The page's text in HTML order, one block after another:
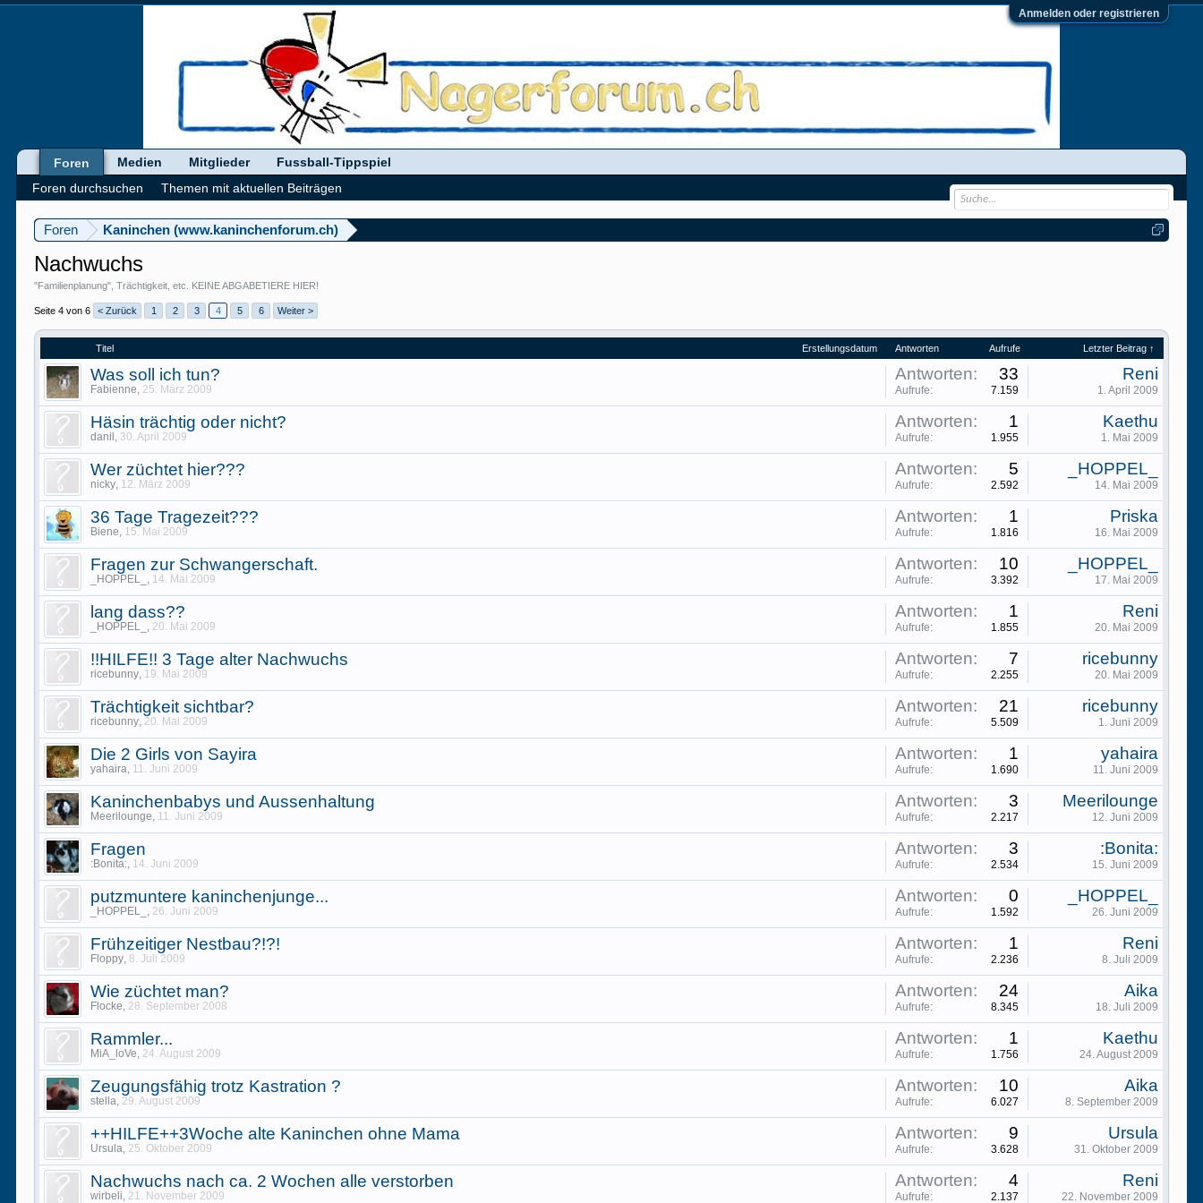
Anmelden oder registrieren
Foren Kaninchen (www.kaninchenforum.ch)
Nachwuchs
"Familienplanung", Trächtigkeit, etc. KEINE ABGABETIERE HIER!
Seite 4 von 6 < Zurück 1 2 3 4 5 6 Weiter >
Titel Erstellungsdatum Antworten Aufrufe Letzter Beitrag ↑
Was soll ich tun?
Fabienne, 25. März 2009
Antworten: 33
Aufrufe: 7.159
Reni
1. April 2009
Häsin trächtig oder nicht?
danil , 30. April 2009
Antworten: 1
Aufrufe: 1.955
Kaethu
1. Mai 2009
Wer züchtet hier???
nicky, 12. März 2009
Antworten: 5
Aufrufe: 2.592
_HOPPEL_
14. Mai 2009
36 Tage Tragezeit???
Biene, 15. Mai 2009
Antworten: 1
Aufrufe: 1.816
Priska
16. Mai 2009
Fragen zur Schwangerschaft.
_HOPPEL_ , 14. Mai 2009
Antworten: 10
Aufrufe: 3.392
_HOPPEL_
17. Mai 2009
lang dass??
_HOPPEL_ , 20. Mai 2009
Antworten: 1
Aufrufe: 1.855
Reni
20. Mai 2009
!!HILFE!! 3 Tage alter Nachwuchs
ricebunny, 19. Mai 2009
Antworten: 7
Aufrufe: 2.255
ricebunny
20. Mai 2009
Trächtigkeit sichtbar?
ricebunny, 20. Mai 2009
Antworten: 21
Aufrufe: 5.509
ricebunny
1. Juni 2009
Die 2 Girls von Sayira
yahaira, 11. Juni 2009
Antworten: 1
Aufrufe: 1.690
yahaira
11. Juni 2009
Kaninchenbabys und Aussenhaltung
Meerilounge, 11. Juni 2009
Antworten: 3
Aufrufe: 2.217
Meerilounge
12. Juni 2009
Fragen
:Bonita:, 14. Juni 2009
Antworten: 3
Aufrufe: 2.534
:Bonita:
15. Juni 2009
putzmuntere kaninchenjunge...
_HOPPEL_ , 26. Juni 2009
Antworten: 0
Aufrufe: 1.592
_HOPPEL_
26. Juni 2009
Frühzeitiger Nestbau?!?!
Floppy,8. Juli 2009
Antworten: 1
Aufrufe: 2.236
Reni
8. Juli 2009
Wie züchtet man?
Flocke, 28. September 2008
Antworten: 24
Aufrufe: 8.345
Aika
18. Juli 2009
Rammler...
MiA_loVe, 24. August 2009
Antworten: 1
Aufrufe: 1.756
Kaethu
24. August 2009
Zeugungsfähig trotz Kastration ?
stella, 29. August 2009
Antworten: 10
Aufrufe: 6.027
Aika
8. September 2009
++HILFE++3Woche alte Kaninchen ohne Mama
Ursula, 25. Oktober 2009
Antworten: 9
Aufrufe: 3.628
Ursula
31. Oktober 2009
Nachwuchs nach ca. 2 Wochen alle verstorben
wirbeli, 21. November 2009
Antworten: 4
Aufrufe: 2.137
Reni
22. November 2009
Foren
Foren durchsuchen
Themen mit aktuellen Beiträgen
Medien Mitglieder Fussball-Tippspiel